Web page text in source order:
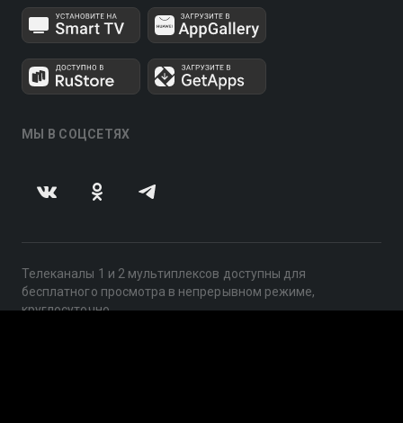
МЫ В СОЦСЕТЯХ
Телеканалы 1 и 2 мультиплексов доступны для
бесплатного просмотра в непрерывном режиме,
круглосуточно.